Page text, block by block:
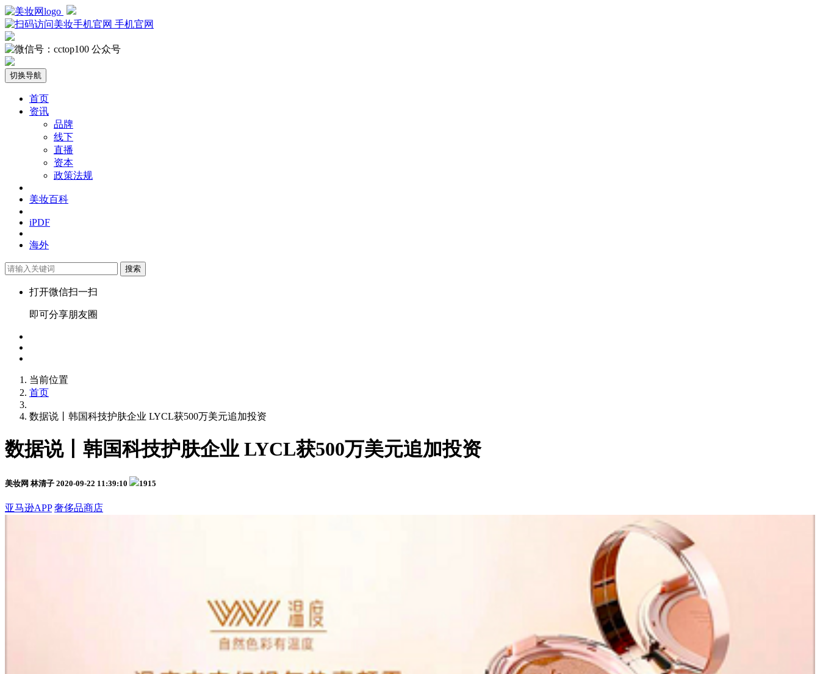
手机官网
公众号
切换导航
首页
资讯
品牌
线下
直播
资本
政策法规
美妆百科
iPDF
海外
搜索
打开微信扫一扫
即可分享朋友圈
当前位置
首页
数据说丨韩国科技护肤企业 LYCL获500万美元追加投资
数据说丨韩国科技护肤企业 LYCL获500万美元追加投资
美妆网 林清子 2020-09-22 11:39:10 1915
亚马逊APP 奢侈品商店